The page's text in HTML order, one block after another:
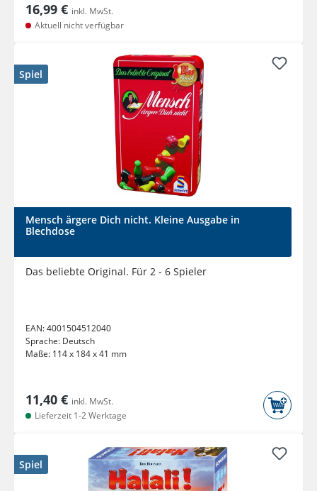
16,99 € inkl. MwSt.
Aktuell nicht verfügbar
Spiel
Mensch ärgere Dich nicht. Kleine Ausgabe in
Blechdose
Das beliebte Original. Für 2 - 6 Spieler
EAN:4001504512040
Sprache: Deutsch
Maße: 114 x 184 x 41 mm
11,40 € inkl. MwSt.
Lieferzeit 1-2 Werktage
Spiel